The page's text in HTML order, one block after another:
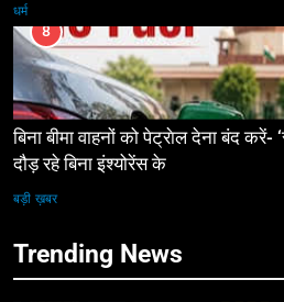
धर्म
8
बिना बीमा वाहनों को पेट्राेल देना बंद
दौड़ रहे बिना इंश्योरेंस के
बड़ी ख़बर
Trending News